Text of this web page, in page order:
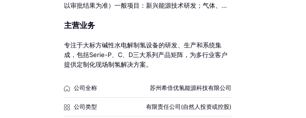
以审批结果为准）一般项目：新兴能源技术研发；气体、液
设备销售；技术服务、技术开发、技术咨询、技术交流、技
及储氢设施销售；通用设备制造（不含特种设备制造）；电
池销售；普通机械设备安装服务；专用设备制造（不含许可
类专业设备制造）；试验机制造；机械设备销售；机械设备
工产品）（除依法须经批准的项目外，凭营业执照依法自主
主营业务
专注于大标方碱性水电解制氢设备的研发、生产和系统集
成，包括Serie-P、C、D三大系列产品矩阵，为多行业客户
提供定制化现场制氢解决方案。
公司全称 苏州希倍优氢能源科技有限公司
公司类型 有限责任公司(自然人投资或控股)